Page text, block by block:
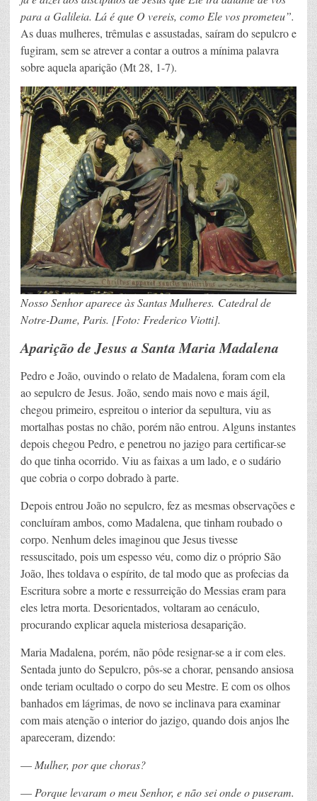
para a Galileia. Lá é que O vereis, como Ele vos prometeu”.
As duas mulheres, trêmulas e assustadas, saíram do sepulcro e
fugiram, sem se atrever a contar a outros a mínima palavra
sobre aquela aparição (Mt 28, 1-7).
Nosso Senhor aparece às Santas Mulheres. Catedral de
Notre-Dame, Paris. [Foto: Frederico Viotti].
Aparição de Jesus a Santa Maria Madalena
Pedro e João, ouvindo o relato de Madalena, foram com ela
ao sepulcro de Jesus. João, sendo mais novo e mais ágil,
chegou primeiro, espreitou o interior da sepultura, viu as
mortalhas postas no chão, porém não entrou. Alguns instantes
depois chegou Pedro, e penetrou no jazigo para certificar-se
do que tinha ocorrido. Viu as faixas a um lado, e o sudário
que cobria o corpo dobrado à parte.
Depois entrou João no sepulcro, fez as mesmas observações e
concluíram ambos, como Madalena, que tinham roubado o
corpo. Nenhum deles imaginou que Jesus tivesse
ressuscitado, pois um espesso véu, como diz o próprio São
João, lhes toldava o espírito, de tal modo que as profecias da
Escritura sobre a morte e ressurreição do Messias eram para
eles letra morta. Desorientados, voltaram ao cenáculo,
procurando explicar aquela misteriosa desaparição.
Maria Madalena, porém, não pôde resignar-se a ir com eles.
Sentada junto do Sepulcro, pôs-se a chorar, pensando ansiosa
onde teriam ocultado o corpo do seu Mestre. E com os olhos
banhados em lágrimas, de novo se inclinava para examinar
com mais atenção o interior do jazigo, quando dois anjos lhe
apareceram, dizendo:
—Mulher, por que choras?
—Porque levaram o meu Senhor, e não sei onde o puseram.